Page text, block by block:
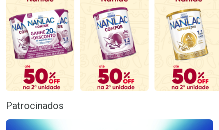
Patrocinados